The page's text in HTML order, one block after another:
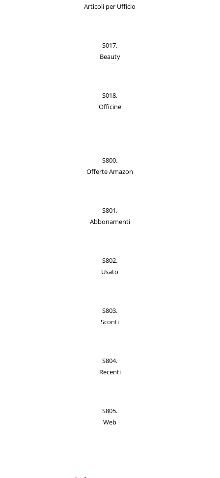
Articoli per Ufficio
S017.
Beauty
S018.
Officine
S800.
Offerte Amazon
S801.
Abbonamenti
S802.
Usato
S803.
Sconti
S804.
Recenti
S805.
Web